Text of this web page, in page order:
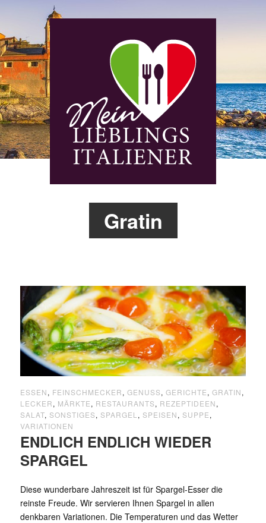
Gratin
ESSEN, FEINSCHMECKER, GENUSS, GERICHTE, GRATIN,
LECKER, MÄRKTE, RESTAURANTS, REZEPTIDEEN,
SALAT, SONSTIGES, SPARGEL , SPEISEN, SUPPE,
VARIATIONEN
ENDLICH ENDLICH WIEDER
SPARGEL
Diese wunderbare Jahreszeit ist für Spargel-Esser die
reinste Freude. Wir servieren Ihnen Spargel in allen
denkbaren Variationen. Die Temperaturen und das Wetter